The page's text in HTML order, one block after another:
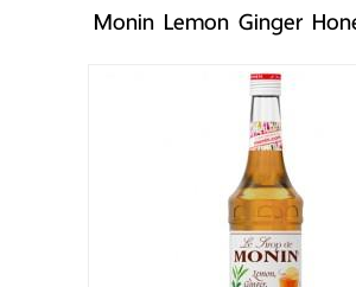
สนใจแฟรนไชส์
Monin Lemon Ginger